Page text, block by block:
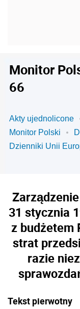
Monitor
66
Akty ujednolicone
Monitor Polski
Dzienniki Unii
31 stycznia
z budżetem
strat
razie
Tekst pierwotny